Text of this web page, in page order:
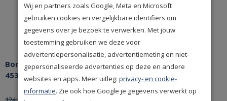
Borastapeter Anno Nora
4535 Behang
Behang Esta Home Art
Deco 139135
Wij en partners zoals Google, Meta en Microsoft
gebruiken cookies en vergelijkbare identifiers om
gegevens over je bezoek te verwerken. Met jouw
toestemming gebruiken we deze voor
advertentiepersonalisatie, advertentiemeting en niet-
gepersonaliseerde advertenties op deze en andere
websites en apps. Meer uitleg:privacy- en cookie-
informatie. Zie ook hoe Google je gegevens verwerkt op